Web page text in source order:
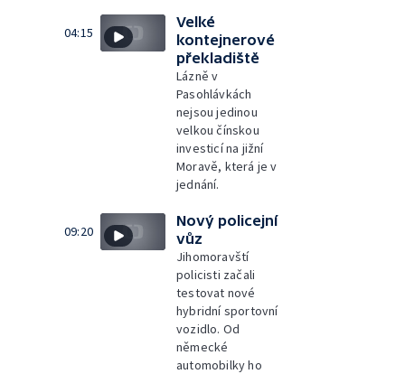
04:15
Velké
kontejnerové
překladiště
Lázně v
Pasohlávkách
nejsou jedinou
velkou čínskou
investicí na jižní
Moravě, která je v
jednání.
09:20
Nový policejní
vůz
Jihomoravští
policisti začali
testovat nové
hybridní sportovní
vozidlo. Od
německé
automobilky ho